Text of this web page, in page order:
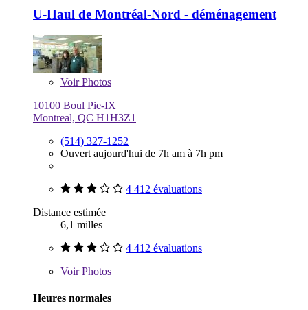
U-Haul de Montréal-Nord - déménagement
VoirPhotos
10100 Boul Pie-IX
Montreal, QC H1H3Z1
(514) 327-1252
Ouvert aujourd'hui de 7h am à 7h pm
4 412 évaluations
Distance estimée
6,1 milles
4 412 évaluations
VoirPhotos
Heures normales